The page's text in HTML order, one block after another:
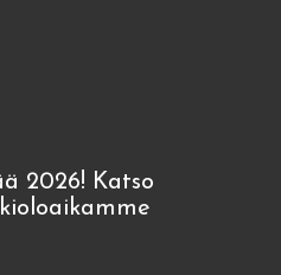
2026! Katso